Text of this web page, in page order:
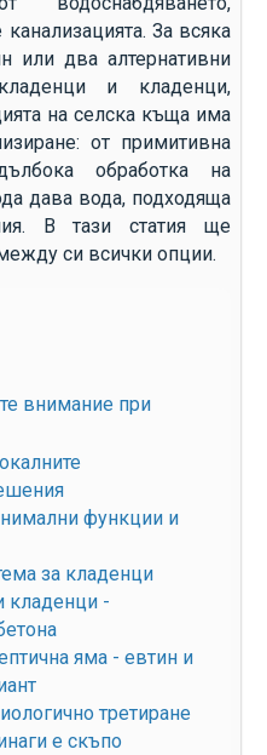
За всяка
или два алтернативни
и кладенци,
на селска къща има
от примитивна
обработка на
дава вода, подходяща
В тази статия ще
си всички опции.
внимание при
функции и
за кладенци
кладенци -
яма - евтин и
третиране
е скъпо